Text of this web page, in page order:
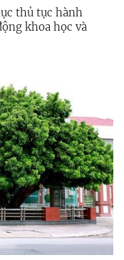
thủ tục hành
khoa học và